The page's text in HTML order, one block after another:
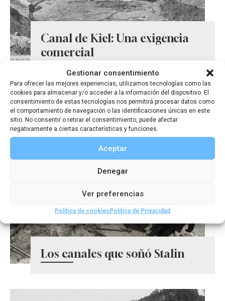
Gestionar consentimiento
Para ofrecer las mejores experiencias, utilizamos tecnologías como las
cookies para almacenar y/o acceder a la información del dispositivo. El
consentimiento de estas tecnologías nos permitirá procesar datos como
el comportamiento de navegación o las identificaciones únicas en este
sitio. No consentir o retirar el consentimiento, puede afectar
negativamente a ciertas características y funciones.
Aceptar
Denegar
Ver preferencias
Política de cookies Política de Privacidad
Canal de Kiel: Una exigencia
comercial
Los canales que soñó Stalin